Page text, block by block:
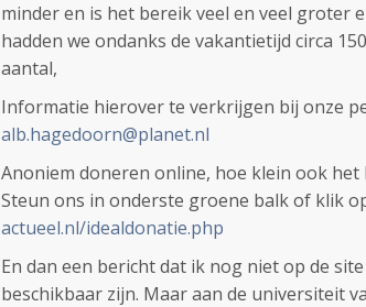
minder en is het bereik veel en veel groter
hadden we ondanks de vakantietijd circa
aantal,
Informatie hierover te verkrijgen bij onze
alb.hagedoorn@planet.nl
Anoniem doneren online, hoe klein ook
Steun ons in onderste groene balk of klik
actueel.nl/idealdonatie.php
En dan een bericht dat ik nog niet op de
beschikbaar zijn. Maar aan de universiteit